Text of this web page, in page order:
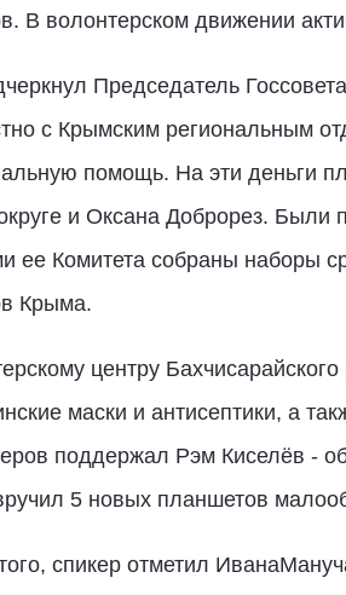
В волонтерском движении
Председатель
с Крымским региональным
помощь. На эти деньги
и Оксана Доброрез. Были
ее Комитета собраны наборы
Крыма.
центру
маски и антисептики, а
поддержал Рэм Киселёв -
5 новых планшетов
спикер отметил